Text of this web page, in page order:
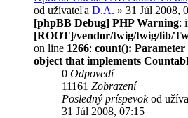
od užívateľa D.A. » 31 Júl 2008,
[phpBB Debug] PHP Warning:
[ROOT]/vendor/twig/twig/lib/
on line 1266: count():
object that implements
0 Odpovedí
11161 Zobrazení
Posledný príspevokod
31 Júl 2008, 07:15